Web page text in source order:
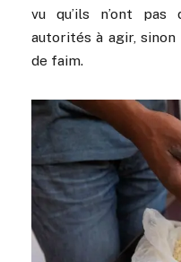
vu qu’ils n’ont pas
autorités à agir,
de faim.